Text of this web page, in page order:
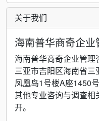
关于我们
海南普华商奇企
海南普华商奇企业管
三亚市吉阳区海南省
凤凰岛1号楼A座1450
其他专业咨询与调查
开。